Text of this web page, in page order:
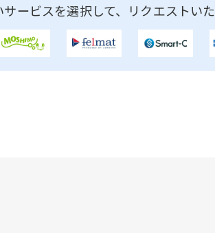
ービスを選択して、リクエストいた